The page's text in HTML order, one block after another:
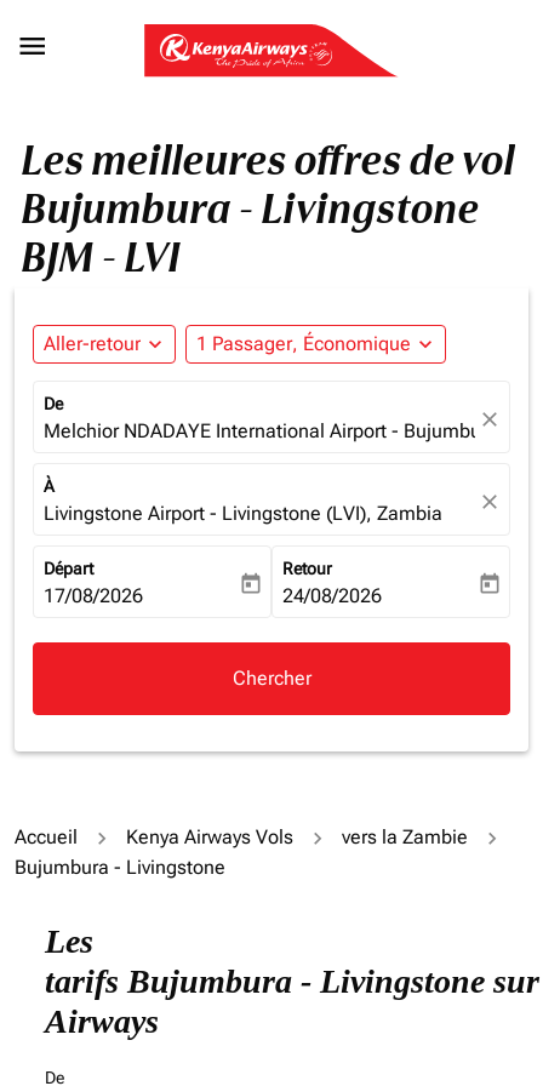

Les meilleures offres de vol
Bujumbura - Livingstone
BJM - LVI
Aller-retour expand_more 1 Passager, Économique expand_more
De
Melchior NDADAYE International Airport - Bujumbura
close
À
Livingstone Airport - Livingstone (LVI), Zambia close
Départ
fc-booking-departure-date-aria-label
17/08/2026 today
Retour
fc-booking-return-date-aria-
24/08/2026 today
Chercher
Accueil Kenya Airways Vols
vers la Zambie
Bujumbura - Livingstone
Les
tarifs Bujumbura - Livingstone sur
Airways
De
Essayez de mettre à jour votre itinéraire (origine et/